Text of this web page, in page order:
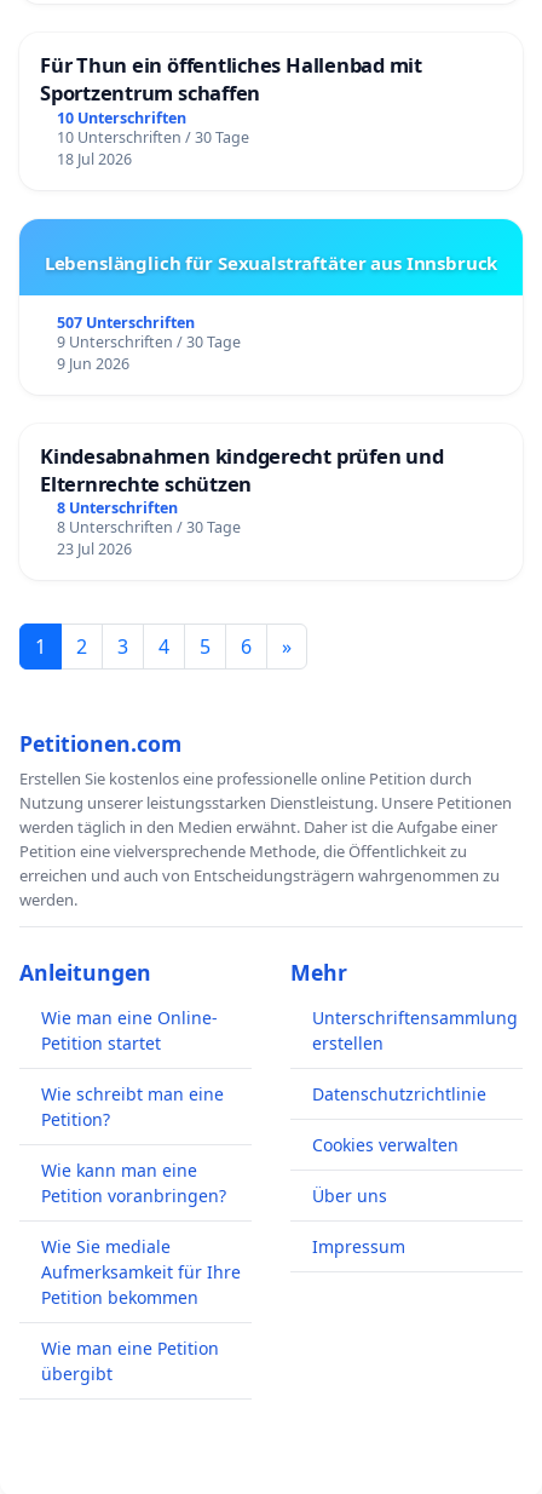
Für Thun ein öffentliches Hallenbad mit
Sportzentrum schaffen
10 Unterschriften
10 Unterschriften / 30 Tage
18 Jul 2026
Lebenslänglich für Sexualstraftäter aus Innsbruck
507 Unterschriften
9 Unterschriften / 30 Tage
9 Jun 2026
Kindesabnahmen kindgerecht prüfen und
Elternrechte schützen
8 Unterschriften
8 Unterschriften / 30 Tage
23 Jul 2026
1 2 3 4 5 6 »
Petitionen.com
Erstellen Sie kostenlos eine professionelle online Petition durch
Nutzung unserer leistungsstarken Dienstleistung. Unsere Petitionen
werden täglich in den Medien erwähnt. Daher ist die Aufgabe einer
Petition eine vielversprechende Methode, die Öffentlichkeit zu
erreichen und auch von Entscheidungsträgern wahrgenommen zu
werden.
Anleitungen
Wie man eine Online-
Petition startet
Wie schreibt man eine
Petition?
Wie kann man eine
Petition voranbringen?
Wie Sie mediale
Aufmerksamkeit für Ihre
Petition bekommen
Wie man eine Petition
übergibt
Mehr
Unterschriftensammlung
erstellen
Datenschutzrichtlinie
Cookies verwalten
Über uns
Impressum